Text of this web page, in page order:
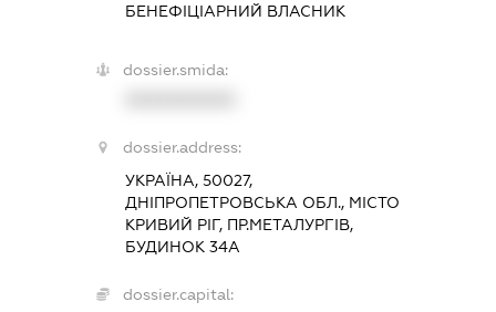
БЕНЕФІЦІАРНИЙ ВЛАСНИК
dossier.smida:
dossier.address:
УКРАЇНА, 50027,
ДНІПРОПЕТРОВСЬКА ОБЛ., МІСТО
КРИВИЙ РІГ, ПР.МЕТАЛУРГІВ,
БУДИНОК 34А
dossier.capital: